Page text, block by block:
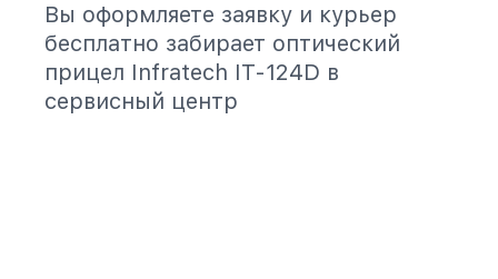
Вы оформляете заявку и курьер
бесплатно забирает оптический
прицел Infratech IT-124D в
сервисный центр